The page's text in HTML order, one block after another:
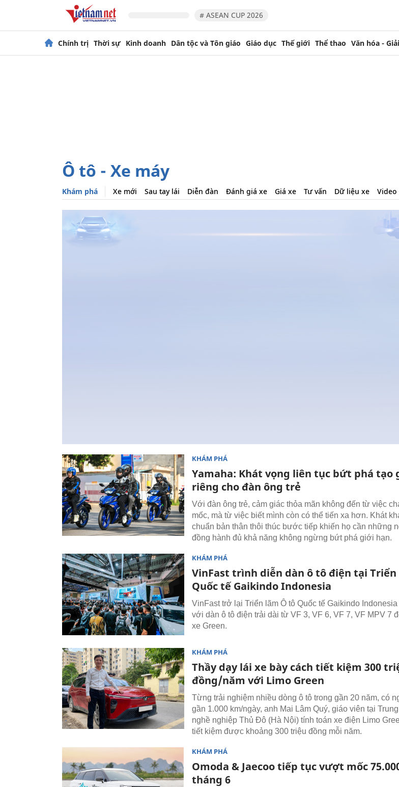
# ASEAN CUP 2026
Chính trị Thời sự Kinh doanh Dân tộc và Tôn giáo Giáo dục Thế giới Thể thao Văn hóa -
Ô tô - Xe máy
Xe mới
Khám phá Sau tay lái Diễn đàn Đánh giá xe Giá xe Tư vấn Dữ liệu xe Video
KHÁM PHÁ
Yamaha: Khát vọng liên tục bứt phá tạo
riêng cho đàn ông trẻ
Với đàn ông trẻ, cảm giác thỏa mãn không đến từ việc
mốc, mà từ việc biết mình còn có thể tiến xa hơn. Khát
chuẩn bản thân thôi thúc bước tiếp khiến họ cần những
đồng hành đủ khả năng không ngừng bứt phá giới hạn.
KHÁM PHÁ
VinFast trình diễn dàn ô tô điện tại
Quốc tế Gaikindo Indonesia
VinFast trở lại Triển lãm Ô tô Quốc tế Gaikindo Indonesia
với dàn ô tô điện trải dài từ VF 3, VF 6, VF 7, VF MPV 7
xe Green.
KHÁM PHÁ
Thầy dạy lái xe bày cách tiết kiệm 300
đồng/năm với Limo Green
Từng trải nghiệm nhiều dòng ô tô trong gần 20 năm, có
gần 1.000 km/ngày, anh Mai Lâm Quý, giáo viên tại
nghề nghiệp Thủ Đô (Hà Nội) tính toán xe điện Limo
tiết kiệm được khoảng 300 triệu đồng mỗi năm.
KHÁM PHÁ
Omoda & Jaecoo tiếp tục vượt mốc
tháng 6